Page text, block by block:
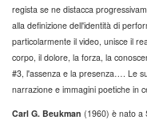
regista se ne distacca
alla definizione dell'identità di
particolarmente il video, unisce il
corpo, il dolore, la forza, la
#3, l'assenza e la presenza…. Le
narrazione e immagini poetiche in
Carl G. Beukman (1960) è nato a